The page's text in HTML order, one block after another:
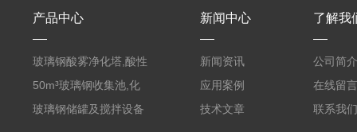
产品中心
玻璃钢酸雾净化塔,酸性
废气洗涤塔处理工艺
50m³玻璃钢收集池,化
粪罐
玻璃钢储罐及搅拌设备
新闻中心
新闻资讯
应用案例
技术文章
了解我
公司简介
在线留言
联系我们